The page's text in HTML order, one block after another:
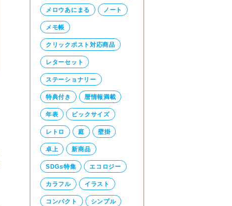
メロウあにまる ノート
メモ帳
クリックポスト対応商品
レターセット
ステーショナリー
特典付き 暦情報満載
年表 ビックサイズ
レトロ 庭 壁掛
卓上 新商品
SDGs特集 エコロジー
カラフル イラスト
コンパクト シンプル